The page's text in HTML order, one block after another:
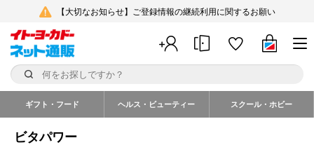
【大切なお知らせ】ご登録情報の継続利用に関するお願い
ギフト・フード ヘルス・ビューティー スクール・ホビー
ビタパワー